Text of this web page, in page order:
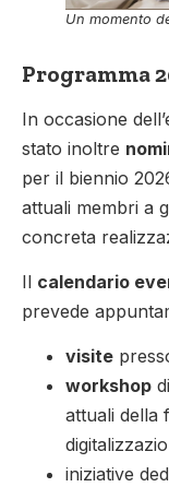
Un momento
Programma
In occasione
stato inoltre
per il biennio
attuali membri a
concreta
Il calendario
prevede
visite
workshop
attuali della
iniziative